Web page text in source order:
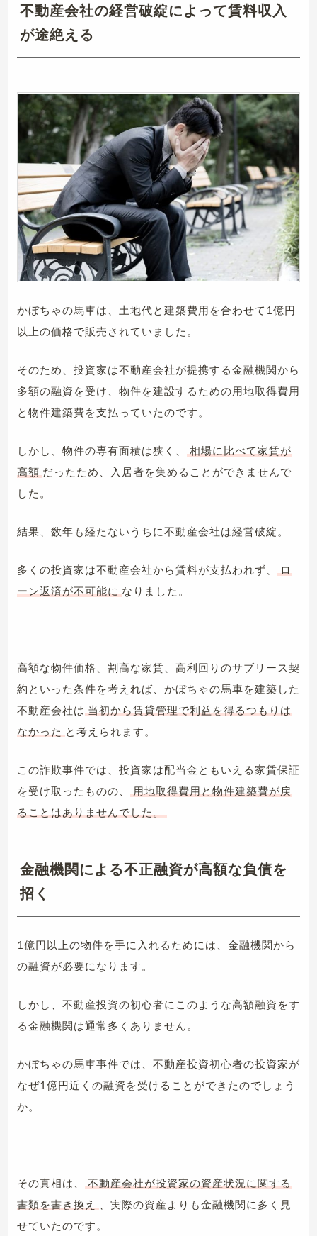
不動産会社の経営破綻によって賃料収入
が途絶える
かぼちゃの馬車は、土地代と建築費用を合わせて1億円
以上の価格で販売されていました。
そのため、投資家は不動産会社が提携する金融機関から
多額の融資を受け、物件を建設するための用地取得費用
と物件建築費を支払っていたのです。
しかし、物件の専有面積は狭く、
相場に比べて家賃が
高額 だったため、入居者を集めることができませんで
した。
結果、数年も経たないうちに不動産会社は経営破綻。
多くの投資家は不動産会社から賃料が支払われず、
ロ
ーン返済が不可能に なりました。
高額な物件価格、割高な家賃、高利回りのサブリース契
約といった条件を考えれば、かぼちゃの馬車を建築した
不動産会社は 当初から賃貸管理で利益を得るつもりは
なかった と考えられます。
この詐欺事件では、投資家は配当金ともいえる家賃保証
を受け取ったものの、
用地取得費用と物件建築費が戻
ることはありませんでした。
金融機関による不正融資が高額な負債を
招く
1億円以上の物件を手に入れるためには、金融機関から
の融資が必要になります。
しかし、不動産投資の初心者にこのような高額融資をす
る金融機関は通常多くありません。
かぼちゃの馬車事件では、不動産投資初心者の投資家が
なぜ1億円近くの融資を受けることができたのでしょう
か。
その真相は、
不動産会社が投資家の資産状況に関する
書類を書き換え
、実際の資産よりも金融機関に多く見
せていたのです。